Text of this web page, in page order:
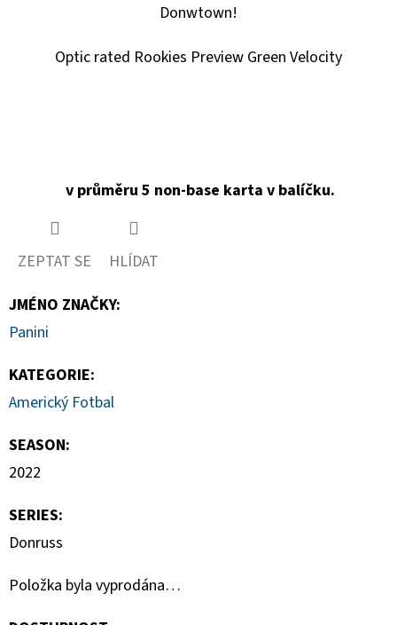
Donwtown!
Optic rated Rookies Preview Green Velocity
v průměru 5 non-base karta v balíčku.
ZEPTAT SE
HLÍDAT
JMÉNO ZNAČKY:
Panini
KATEGORIE:
Americký Fotbal
SEASON:
2022
SERIES:
Donruss
Položka byla vyprodána…